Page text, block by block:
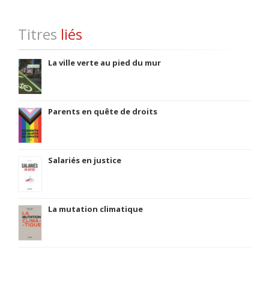
Titres liés
La ville verte au pied du mur
Parents en quête de droits
Salariés en justice
La mutation climatique